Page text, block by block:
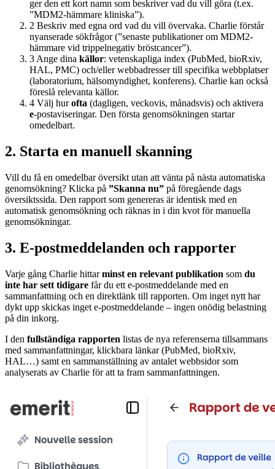
ger den ett kort namn som beskriver vad du vill göra (t.ex.
”MDM2-hämmare kliniska”).
2 Beskriv med egna ord vad du vill övervaka. Charlie förstår
nyanserade sökfrågor (”senaste publikationer om MDM2-
hämmare vid trippelnegativ bröstcancer”).
3 Ange dina källor: vetenskapliga index (PubMed, bioRxiv,
HAL, PMC) och/eller webbadresser till specifika webbplatser
(laboratorium, hälsomyndighet, konferens). Charlie kan också
föreslå relevanta källor.
4 Välj hurofta (dagligen, veckovis, månadsvis) och aktivera
e-postaviseringar. Den första genomsökningen startar
omedelbart.
2. Starta en manuell skanning
Vill du få en omedelbar översikt utan att vänta på nästa automatiska
genomsökning? Klicka på ”Skanna nu” på föregående dags
översiktssida. Den rapport som genereras är identisk med en
automatisk genomsökning och räknas in i din kvot för manuella
genomsökningar.
3. E-postmeddelanden och rapporter
Varje gång Charlie hittarminst en relevant publikation som du
inte har sett tidigare får du ett e-postmeddelande med en
sammanfattning och en direktlänk till rapporten. Om inget nytt har
dykt upp skickas inget e-postmeddelande – ingen onödig belastning
på din inkorg.
I den fullständiga rapporten listas de nya referenserna tillsammans
med sammanfattningar, klickbara länkar (PubMed, bioRxiv,
HAL…) samt en sammanställning av antalet webbsidor som
analyserats av Charlie för att ta fram sammanfattningen.